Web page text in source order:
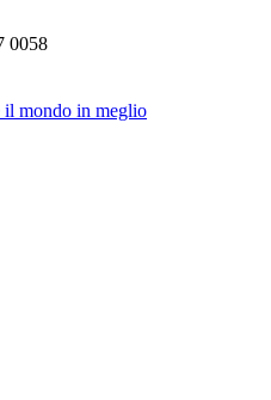
0058
il mondo in meglio